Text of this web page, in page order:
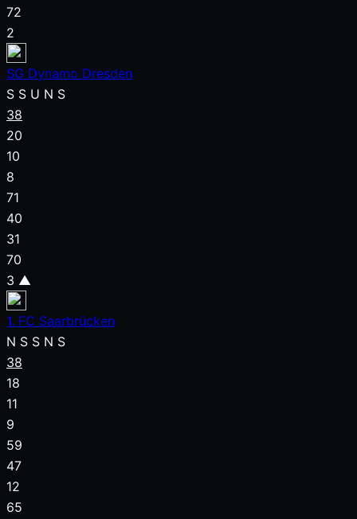
72
2
SG Dynamo Dresden
S S U N S
38
20
10
8
71
40
31
70
3 ▲
1. FC Saarbrücken
N S S N S
38
18
11
9
59
47
12
65